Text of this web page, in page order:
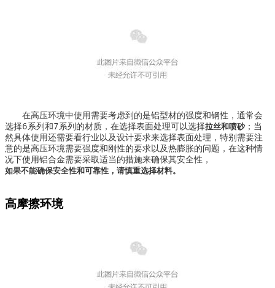
在高压环境中使用需要考虑到的是铝型材的强度和钢性，通常会
选择6系列和7系列的材质，在选择表面处理可以选择拉丝和喷砂；当
然具体使用还需要看行业以及设计要求来选择表面处理，特别需要注
意的是高压环境需要强度和刚性的要求以及热膨胀的问题，在这种情
况下使用铝合金需要采取适当的措施来确保其安全性，
如果不能确保安全性和可靠性，请慎重选择材料。
高摩擦环境